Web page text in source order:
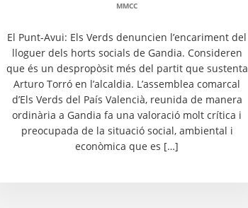
MMCC
El Punt-Avui: Els Verds denuncien l’encariment del
lloguer dels horts socials de Gandia. Consideren
que és un despropòsit més del partit que sustenta
Arturo Torró en l’alcaldia. L’assemblea comarcal
d’Els Verds del País Valencià, reunida de manera
ordinària a Gandia fa una valoració molt crítica i
preocupada de la situació social, ambiental i
econòmica que es […]